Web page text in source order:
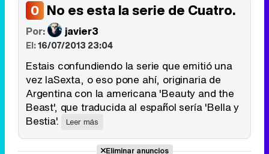
0 No es esta la serie de Cuatro.
Por: javier3
El:16/07/2013 23:04
Estais confundiendo la serie que emitió una
vez laSexta, o eso pone ahí, originaria de
Argentina con la americana 'Beauty and the
Beast', que traducida al español sería 'Bella y
Bestia'.
Leer más
Eliminar anuncios